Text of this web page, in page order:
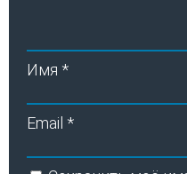
Имя *
Email *